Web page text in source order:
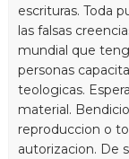
escrituras. Toda
las falsas
mundial que
personas
teologicas.
material.
reproduccion o
autorizacion. De